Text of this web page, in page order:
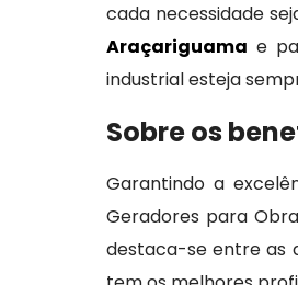
cada necessidade
Araçariguama e
industrial esteja
Sobre os
Garantindo a
Geradores para
destaca-se entre as